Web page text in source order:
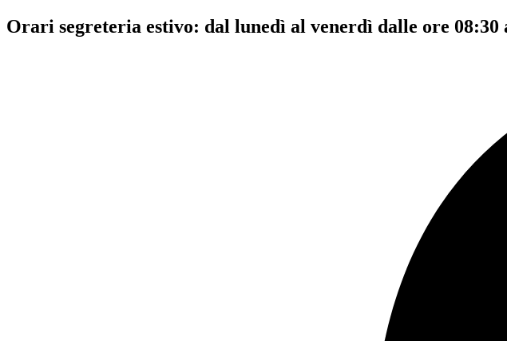
Orari segreteria estivo: dal lunedì al venerdì dalle ore 08:30